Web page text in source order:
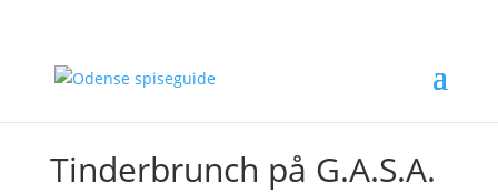
Tinderbrunch på G.A.S.A.